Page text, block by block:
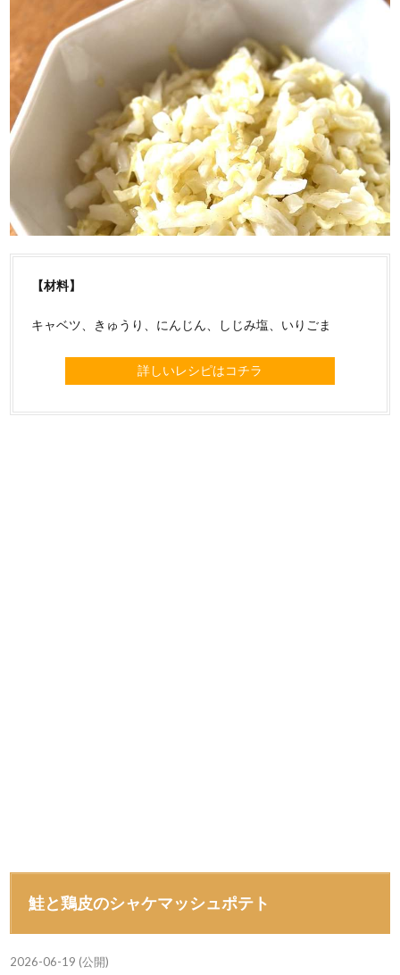
【材料】
キャベツ、きゅうり、にんじん、しじみ塩、いりごま
詳しいレシピはコチラ
鮭と鶏皮のシャケマッシュポテト
2026-06-19 (公開)